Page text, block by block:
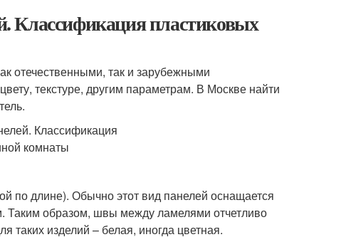
Классификация пластиковых
отечественными, так и зарубежными
текстуре, другим параметрам. В Москве найти
по длине). Обычно этот вид панелей оснащается
Таким образом, швы между ламелями отчетливо
таких изделий – белая, иногда цветная.